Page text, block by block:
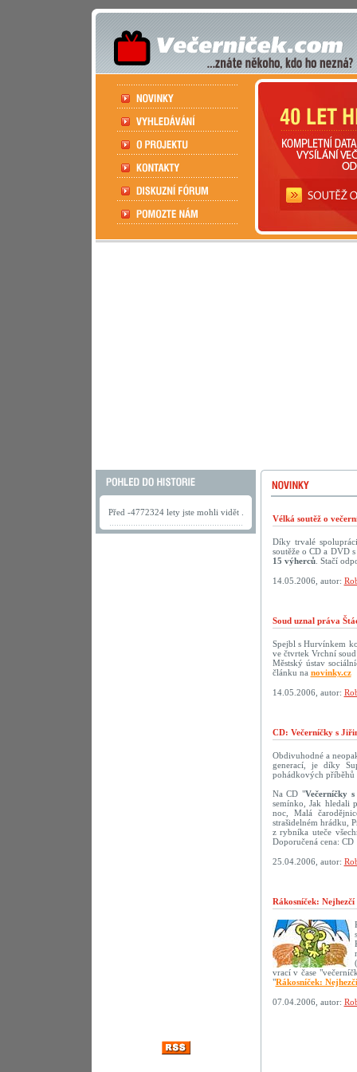
Před -4772324 lety jste mohli vidět .
Vélká soutěž o
Díky trvalé
soutěže o CD a DVD
15 výherců. Stačí
14.05.2006, autor:
Soud uznal práva
Spejbl s Hurvínkem
ve čtvrtek Vrchní
Městský ústav
článku na novinky.cz
14.05.2006, autor:
CD: Večerníčky s
Obdivuhodné a
generací, je díky
pohádkových příběhů
Na CD "Večerníčky
semínko, Jak hledali
noc, Malá
strašidelném hrádku,
z rybníka uteče
Doporučená cena:
25.04.2006, autor:
Rákosníček:
vrací v čase
"Rákosníček:
07.04.2006, autor: